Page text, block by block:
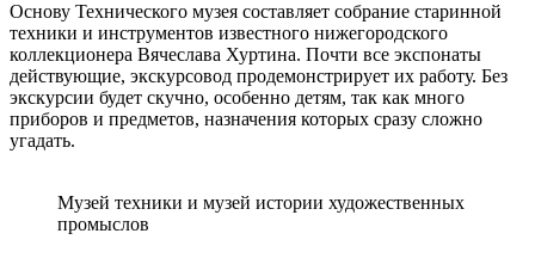
Основу Технического музея составляет собрание старинной
техники и инструментов известного нижегородского
коллекционера Вячеслава Хуртина. Почти все экспонаты
действующие, экскурсовод продемонстрирует их работу. Без
экскурсии будет скучно, особенно детям, так как много
приборов и предметов, назначения которых сразу сложно
угадать.
Музей техники и музей истории художественных
промыслов